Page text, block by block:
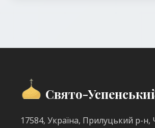
Свято-
17584, Україна, Прилуцький р-н,